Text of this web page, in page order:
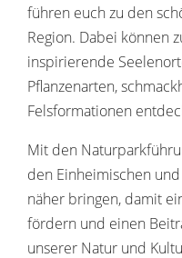
führen euch zu den
Region. Dabei können
inspirierende
Pflanzenarten,
Felsformationen
Mit den
den Einheimischen
näher bringen, damit
fördern und einen
unserer Natur und